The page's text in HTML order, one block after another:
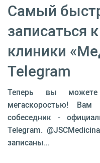
Самый
записаться
клиники
Telegram
Теперь вы
мегаскоростью!
собеседник -
Telegram.
записаны…